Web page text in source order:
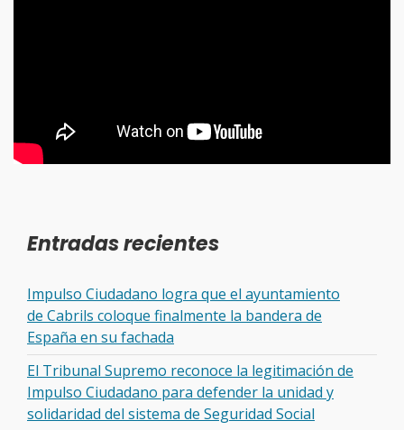
Entradas recientes
Impulso Ciudadano logra que el ayuntamiento
de Cabrils coloque finalmente la bandera de
España en su fachada
El Tribunal Supremo reconoce la legitimación de
Impulso Ciudadano para defender la unidad y
solidaridad del sistema de Seguridad Social